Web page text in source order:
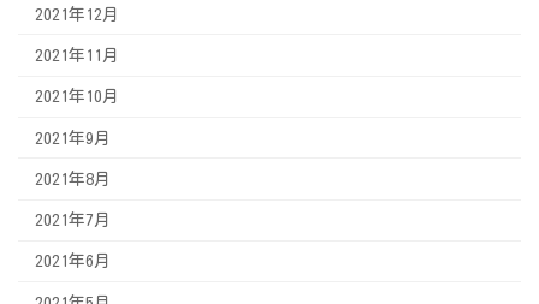
2021年12月
2021年11月
2021年10月
2021年9月
2021年8月
2021年7月
2021年6月